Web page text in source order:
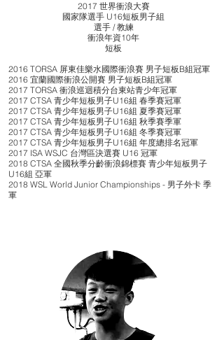
2017 世界衝浪大賽
國家隊選手 U16短板男子組
選手 / 教練
​衝浪年資10年
​短板
2016 TORSA 屏東佳樂水國際衝浪賽 男子短板B組冠軍
2016 宜蘭國際衝浪公開賽 男子短板B組冠軍
2017 TORSA 衝浪巡迴積分台東站青少年冠軍
2017 CTSA 青少年短板男子U16組 春季賽冠軍
2017 CTSA 青少年短板男子U16組 夏季賽冠軍
2017 CTSA 青少年短板男子U16組 秋季賽季軍
2017 CTSA 青少年短板男子U16組 冬季賽冠軍
2017 CTSA 青少年短板男子U16組 年度總排名冠軍
2017 ISA WSJC 台灣區決選賽 U16 冠軍
2018 CTSA 全國秋季分齡衝浪錦標賽 青少年短板男子
U16組 亞軍
2018 WSL World Junior Championships - 男子外卡 季
軍